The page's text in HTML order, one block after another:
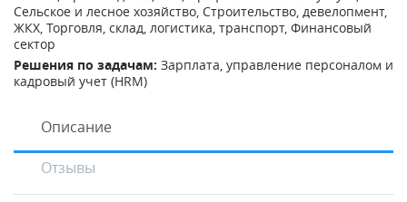
Сельское и лесное хозяйство Строительство, девелопмент,
ЖКХ Торговля, склад, логистика, транспорт, Финансовый
сектор
Решения по задачам: Зарплата, управление персоналом и
кадровый учет (HRM)
Описание
Отзывы